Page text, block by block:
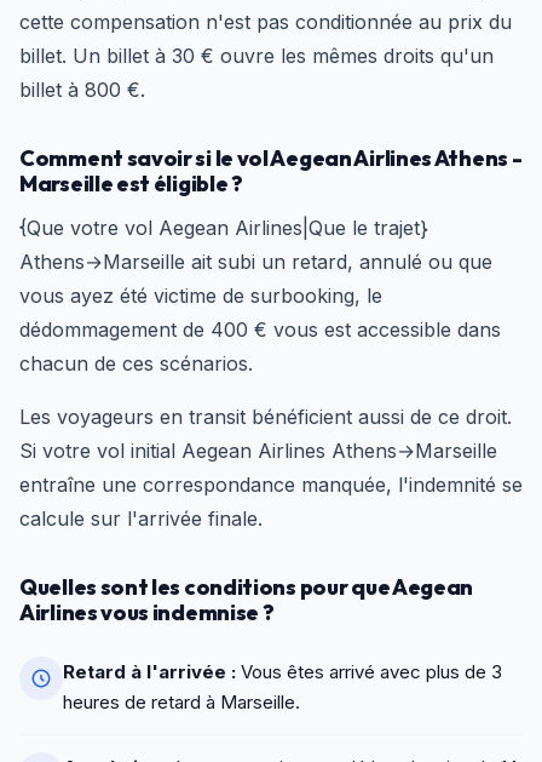
cette compensation n'est pas conditionnée au prix du
billet. Un billet à 30 € ouvre les mêmes droits qu'un
billet à 800 €.
Comment savoir si le vol Aegean Airlines Athens -
Marseille est éligible ?
{Que votre vol Aegean Airlines|Que le trajet}
Athens→Marseille ait subi un retard, annulé ou que
vous ayez été victime de surbooking, le
dédommagement de 400 € vous est accessible dans
chacun de ces scénarios.
Les voyageurs en transit bénéficient aussi de ce droit.
Si votre vol initial Aegean Airlines Athens→Marseille
entraîne une correspondance manquée, l'indemnité se
calcule sur l'arrivée finale.
Quelles sont les conditions pour que Aegean
Airlines vous indemnise ?
Retard à l'arrivée : Vous êtes arrivé avec plus de 3
heures de retard à Marseille.